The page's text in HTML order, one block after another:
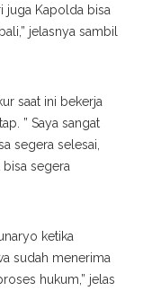
juga Kapolda bisa
jelasnya sambil
saat ini bekerja
” Saya sangat
segera selesai,
segera
ketika
sudah menerima
hukum,” jelas